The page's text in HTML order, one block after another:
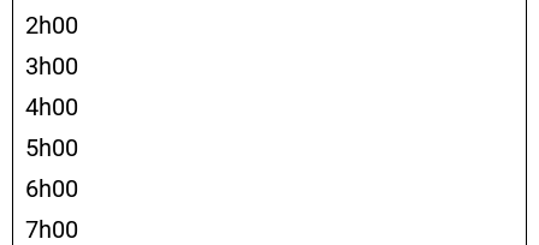
2h00
3h00
4h00
5h00
6h00
7h00